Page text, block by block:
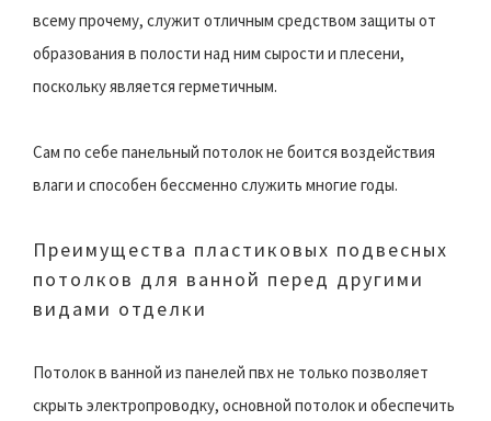
всему прочему, служит отличным средством защиты от
образования в полости над ним сырости и плесени,
поскольку является герметичным.
Сам по себе панельный потолок не боится воздействия
влаги и способен бессменно служить многие годы.
Преимущества пластиковых подвесных
потолков для ванной перед другими
видами отделки
Потолок в ванной из панелей пвх не только позволяет
скрыть электропроводку, основной потолок и обеспечить